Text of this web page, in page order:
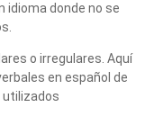
idioma donde no se
o irregulares. Aquí
en español de
utilizados